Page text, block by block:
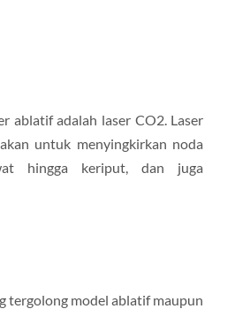
ablatif adalah laser CO2. Laser
untuk menyingkirkan noda
hingga keriput, dan juga
tergolong model ablatif maupun